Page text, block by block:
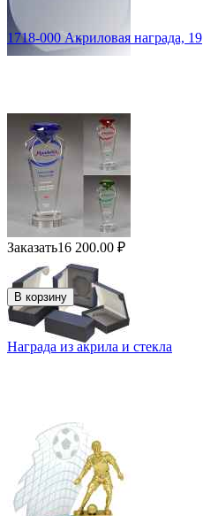
1718-000 Акриловая награда, 19
Заказать16 200.00 ₽
В корзину
Награда из акрила и стекла